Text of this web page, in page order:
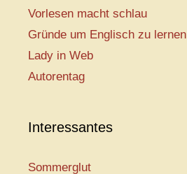
Vorlesen macht schlau
Gründe um Englisch zu lernen
Lady in Web
Autorentag
Interessantes
Sommerglut